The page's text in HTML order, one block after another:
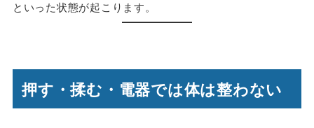
といった状態が起こります。
押す・揉む・電器では体は整わない